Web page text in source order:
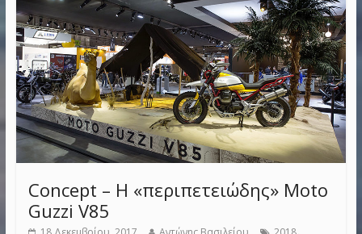
Concept – Η «περιπετειώδης» Moto
Guzzi V85